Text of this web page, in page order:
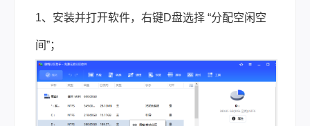
1、安装并打开软件，右键D盘选择 “分配空闲空
间”；